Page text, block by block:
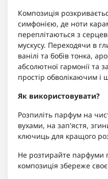
Композиція
симфонією, де ноти
переплітаються з
мускусу. Переходячи в
ванілі та бобів тонка,
абсолютної гармонії
простір обволікаючим
Як використовувати?
Розпиліть парфум на
вухами, на зап'ястя,
ключиць для кращого
Не розтирайте парфуми
композиція збереже